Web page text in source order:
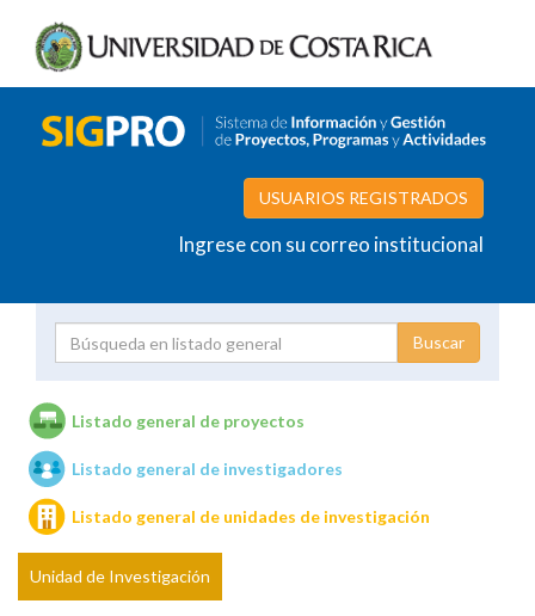
USUARIOS REGISTRADOS
Ingrese con su correo institucional
Unidades de investigación
Listado general de proyectos
Listado general de investigadores
Listado general de unidades de investigación
Unidad de Investigación